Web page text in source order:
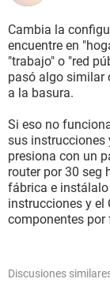
Cambia la
encuentre en
"trabajo" o "red
pasó algo similar
a la basura.
Si eso no
sus instrucciones
presiona con un
router por 30 seg
fábrica e
instrucciones y el
componentes por
Discusiones